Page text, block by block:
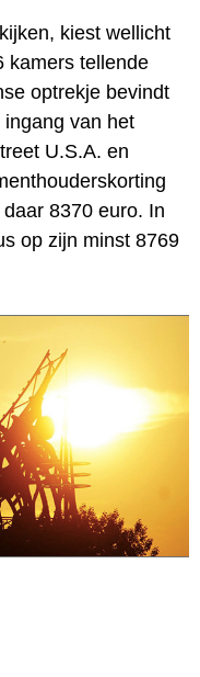
kiest wellicht
kamers tellende
optrekje bevindt
van het
U.S.A. en
8370 euro. In
op zijn minst 8769